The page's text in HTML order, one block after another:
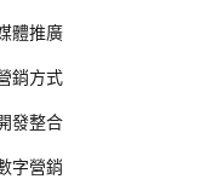
體推廣
銷方式
發整合
字營銷